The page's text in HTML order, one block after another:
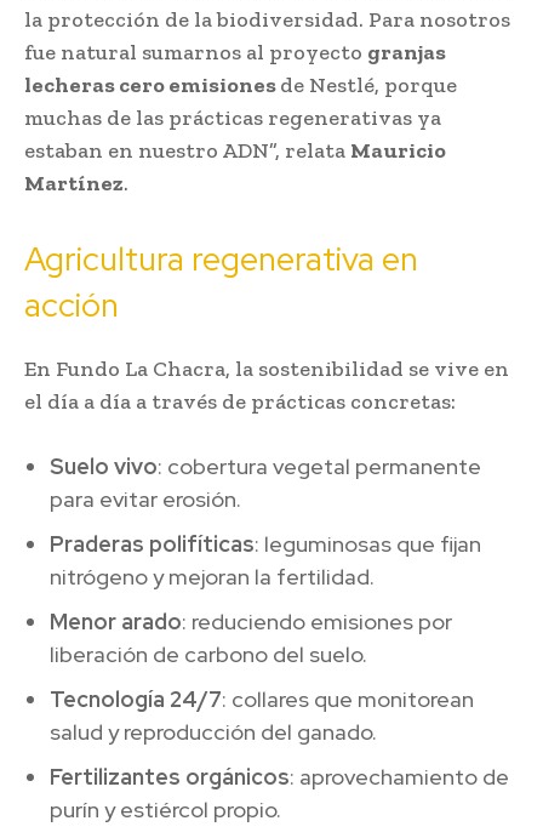
la protección de la biodiversidad. Para nosotros
fue natural sumarnos al proyecto granjas
lecheras cero emisionesde Nestlé, porque
muchas de las prácticas regenerativas ya
estaban en nuestro ADN”, relata Mauricio
Martínez.
Agricultura regenerativa en
acción
En Fundo La Chacra, la sostenibilidad se vive en
el día a día a través de prácticas concretas:
Suelo vivo: cobertura vegetal permanente
para evitar erosión.
Praderas polifíticas: leguminosas que fijan
nitrógeno y mejoran la fertilidad.
Menor arado: reduciendo emisiones por
liberación de carbono del suelo.
Tecnología 24/7: collares que monitorean
salud y reproducción del ganado.
Fertilizantes orgánicos: aprovechamiento de
purín y estiércol propio.